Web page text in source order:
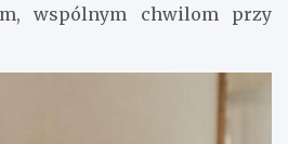
wspólnym chwilom przy